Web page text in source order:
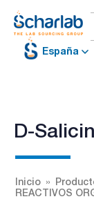
España
D-
Inicio
REACTIVOS